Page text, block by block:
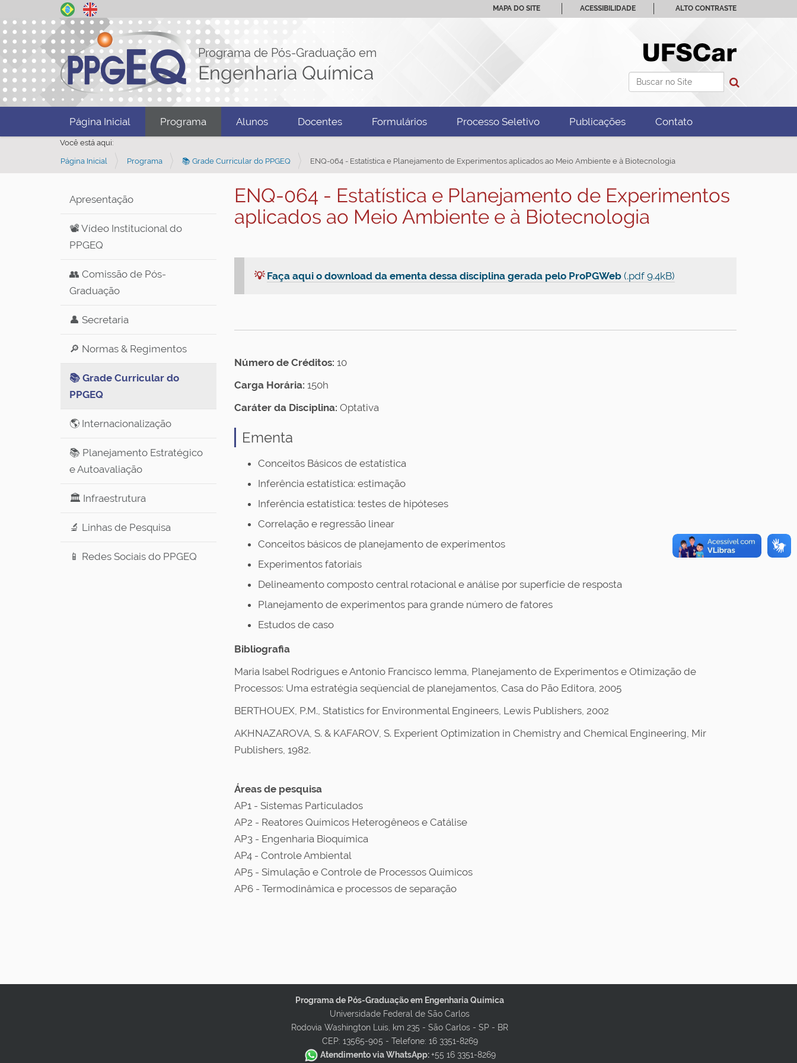
Programa de Pós-Graduação em
Engenharia Química Busca
MAPA DO SITE ACESSIBILIDADE ALTO CONTRASTE
Página Inicial Programa Alunos Docentes Formulários Processo Seletivo Publicações Contato
Você está aqui:
Página Inicial Programa 📚 Grade Curricular do PPGEQ ENQ-064 - Estatística e Planejamento de Experimentos aplicados ao Meio Ambiente e à Biotecnologia
Apresentação
📽️ Vídeo Institucional do
PPGEQ
👥 Comissão de Pós-
Graduação
👤 Secretaria
🔎 Normas & Regimentos
📚 Grade Curricular do
PPGEQ
🌎 Internacionalização
📚 Planejamento Estratégico
e Autoavaliação
🏛️ Infraestrutura
🔬 Linhas de Pesquisa
📱 Redes Sociais do PPGEQ
ENQ-064 - Estatística e Planejamento de Experimentos
aplicados ao Meio Ambiente e à Biotecnologia
💡 Faça aqui o download da ementa dessa disciplina gerada pelo ProPGWeb (.pdf 9.4kB)
Número de Créditos: 10
Carga Horária: 150h
Caráter da Disciplina: Optativa
Ementa
Conceitos Básicos de estatística
Inferência estatística: estimação
Inferência estatística: testes de hipóteses
Correlação e regressão linear
Conceitos básicos de planejamento de experimentos
Experimentos fatoriais
Delineamento composto central rotacional e análise por superfície de resposta
Planejamento de experimentos para grande número de fatores
Estudos de caso
Bibliografia
Maria Isabel Rodrigues e Antonio Francisco Iemma, Planejamento de Experimentos e Otimização de
Processos: Uma estratégia seqüencial de planejamentos, Casa do Pão Editora, 2005
BERTHOUEX, P.M., Statistics for Environmental Engineers, Lewis Publishers, 2002
AKHNAZAROVA, S. & KAFAROV, S. Experient Optimization in Chemistry and Chemical Engineering, Mir
Publishers, 1982.
Áreas de pesquisa
AP1 - Sistemas Particulados
AP2 - Reatores Químicos Heterogêneos e Catálise
AP3 - Engenharia Bioquímica
AP4 - Controle Ambiental
AP5 - Simulação e Controle de Processos Químicos
AP6 - Termodinâmica e processos de separação
Programa de Pós-Graduação em Engenharia Química
Universidade Federal de São Carlos
Rodovia Washington Luis, km 235 - São Carlos - SP - BR
CEP: 13565-905 - Telefone: 16 3351-8269
Atendimento via WhatsApp:+55 16 3351-8269